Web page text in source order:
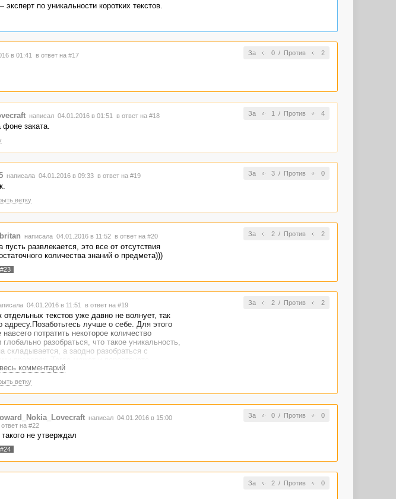
по уникальности коротких текстов.
За 0/ Против 2
в 01:41 в ответ на #17
За 1 / Против 4
написал 04.01.2016 в 01:51 в ответ на #18
заката.
За 3/ Против 0
написала 04.01.2016 в 09:33 в ответ на #19
ветку
За 2/ Против 2
написала 04.01.2016 в 11:52 в ответ на #20
пусть развлекается, это все от отсутствия
количества знаний о предмета)))
#23
За 2/ Против 2
04.01.2016 в 11:51 в ответ на #19
отдельных текстов уже давно не волнует, так
адресу.Позаботьтесь лучше о себе. Для этого
потратить некоторое количество
глобально разобраться, что такое уникальность,
складывается, а заодно разобраться с
шаблонно-расхожее и сетовать на гадов-
которые требуют невозможного.
комментарий
ветку
За 0/ Против 0
написал 04.01.2016 в 15:00
ответ на #22
не утверждал
#24
За 2/ Против 0